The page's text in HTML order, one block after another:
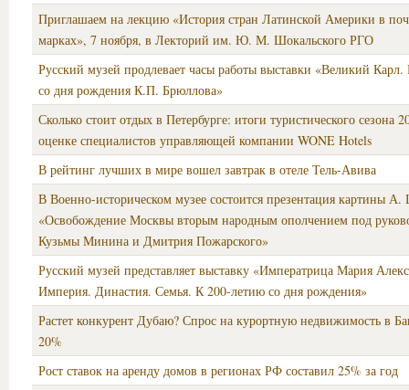
Приглашаем на лекцию «История стран Латинской Америки в
марках», 7 ноября, в Лекторий им. Ю. М. Шокальского РГО
Русский музей продлевает часы работы выставки «Великий
со дня рождения К.П. Брюллова»
Сколько стоит отдых в Петербурге: итоги туристического сезона
оценке специалистов управляющей компании WONE Hotels
В рейтинг лучших в мире вошел завтрак в отеле Тель-Авива
В Военно-историческом музее состоится презентация картины
«Освобождение Москвы вторым народным ополчением под
Кузьмы Минина и Дмитрия Пожарского»
Русский музей представляет выставку «Императрица Мария
Империя. Династия. Семья. К 200-летию со дня рождения»
Растет конкурент Дубаю? Спрос на курортную недвижимость в
20%
Рост ставок на аренду домов в регионах РФ составил 25% за год